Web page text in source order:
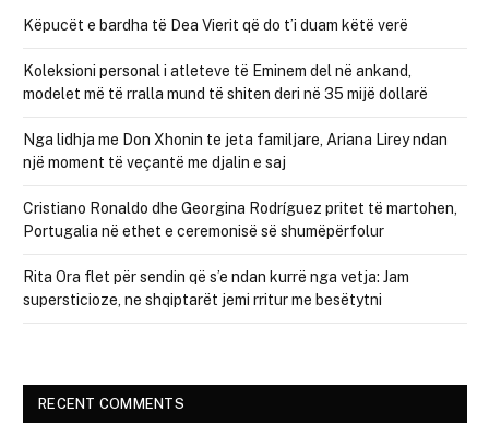
Këpucët e bardha të Dea Vierit që do t’i duam këtë verë
Koleksioni personal i atleteve të Eminem del në ankand,
modelet më të rralla mund të shiten deri në 35 mijë dollarë
Nga lidhja me Don Xhonin te jeta familjare, Ariana Lirey ndan
një moment të veçantë me djalin e saj
Cristiano Ronaldo dhe Georgina Rodríguez pritet të martohen,
Portugalia në ethet e ceremonisë së shumëpërfolur
Rita Ora flet për sendin që s’e ndan kurrë nga vetja: Jam
supersticioze, ne shqiptarët jemi rritur me besëtytni
RECENT COMMENTS